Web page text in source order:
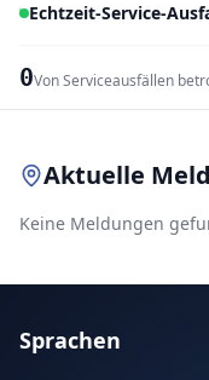
Echtzeit-Service-
0Von Serviceausfällen
Aktuelle
Keine Meldungen
Sprachen